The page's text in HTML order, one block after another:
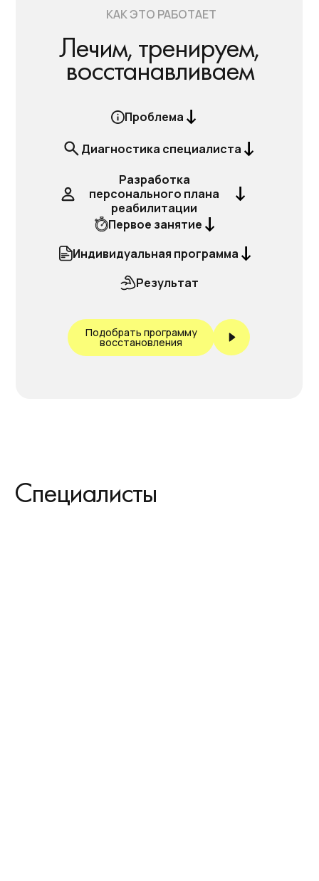
Лечим, тренируем,
восстанавливаем
Диагностика специалиста
Проблема
Результат
Индивидуальная программа
Первое занятие
Разработка
персонального плана
реабилитации
КАК ЭТО РАБОТАЕТ
Подобрать программу
восстановления
Специалисты